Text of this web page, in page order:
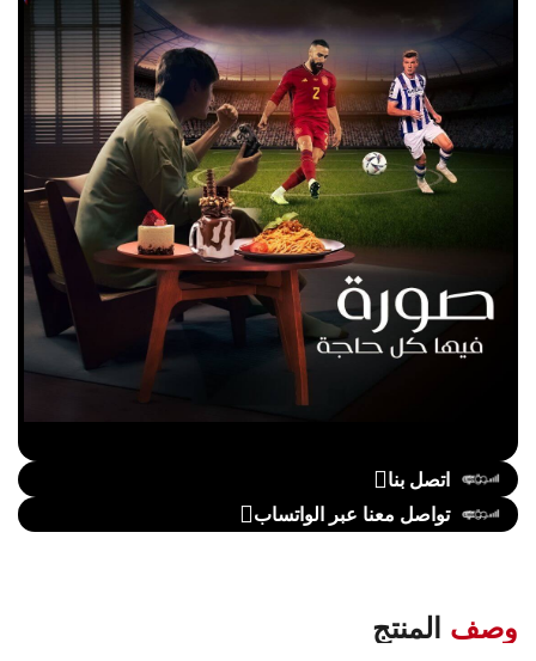
اتصل بنا
تواصل معنا عبر الواتساب
وصف المنتج